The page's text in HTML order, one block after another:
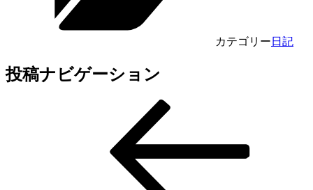
カテゴリー 日記
投稿ナビゲーション